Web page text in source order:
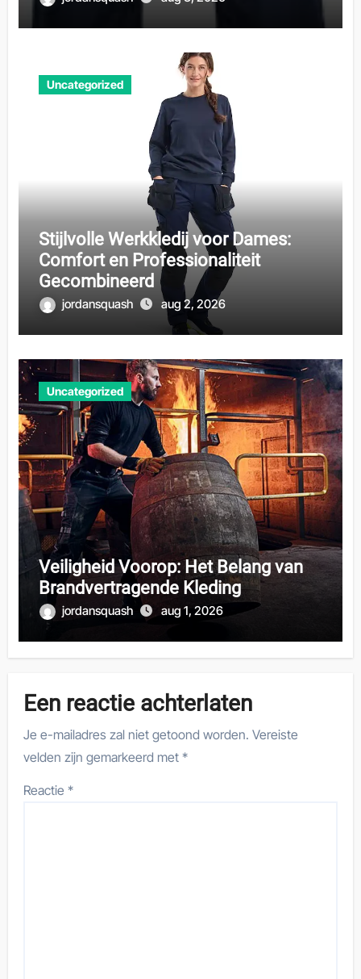
Uncategorized
Stijlvolle Werkkledij voor Dames:
Comfort en Professionaliteit
Gecombineerd
jordansquash aug 2, 2026
Uncategorized
Veiligheid Voorop: Het Belang van
Brandvertragende Kleding
jordansquash aug 1, 2026
Een reactie achterlaten
Je e-mailadres zal niet getoond worden. Vereiste
velden zijn gemarkeerd met*
Reactie*